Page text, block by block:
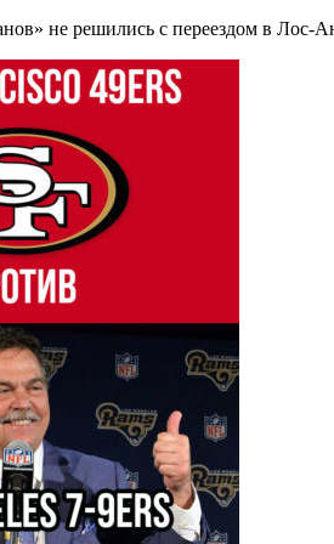
не решились с переездом в Лос-